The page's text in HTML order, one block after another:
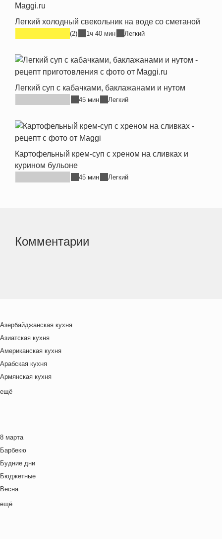
Легкий холодный свекольник на воде со сметаной
(2) 1ч 40 мин Легкий
Легкий суп с кабачками, баклажанами и нутом
45 мин Легкий
Картофельный крем-суп с хреном на сливках и
курином бульоне
45 мин Легкий
Комментарии
Азербайджанская кухня
Азиатская кухня
Американская кухня
Арабская кухня
Армянская кухня
Белорусская
Венгерская кухня
Греческая кухня
Грузинская кухня
Еврейская кухня
Европейская кухня
Индийская кухня
ещё
8 марта
Барбекю
Будние дни
Бюджетные
Весна
Выходные дни
ещё